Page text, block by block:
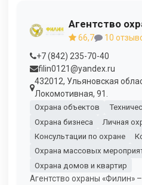
Агентство
66,7
10
+7 (842) 235-70-40
filin0121@yandex.ru
432012, Ульяновская
Локомотивная, 91.
Охрана объектов
Охрана бизнеса
Личная
Консультации по охране
Охрана массовых
Охрана домов и квартир
Агентство охраны «Филин»